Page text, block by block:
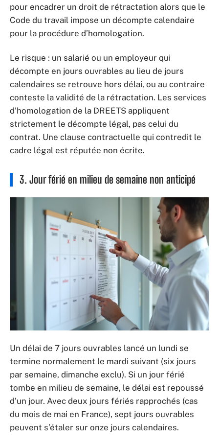
pour encadrer un droit de rétractation alors que le
Code du travail impose un décompte calendaire
pour la procédure d’homologation.
Le risque : un salarié ou un employeur qui
décompte en jours ouvrables au lieu de jours
calendaires se retrouve hors délai, ou au contraire
conteste la validité de la rétractation. Les services
d’homologation de la DREETS appliquent
strictement le décompte légal, pas celui du
contrat. Une clause contractuelle qui contredit le
cadre légal est réputée non écrite.
3. Jour férié en milieu de semaine non anticipé
Un délai de 7 jours ouvrables lancé un lundi se
termine normalement le mardi suivant (six jours
par semaine, dimanche exclu). Si un jour férié
tombe en milieu de semaine, le délai est repoussé
d’un jour. Avec deux jours fériés rapprochés (cas
du mois de mai en France), sept jours ouvrables
peuvent s’étaler sur onze jours calendaires.